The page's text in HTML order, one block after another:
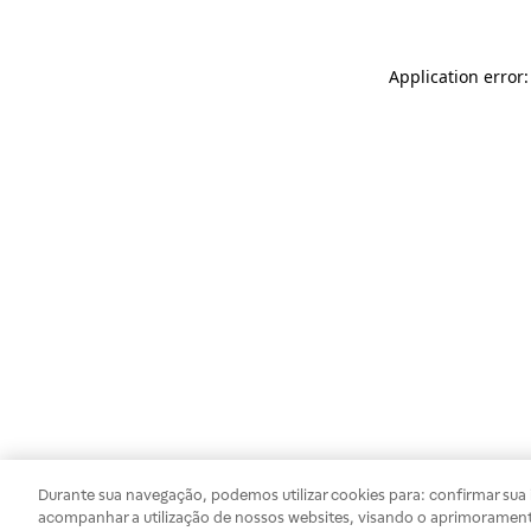
Application
Durante sua navegação, podemos utilizar cookies para: confirmar
acompanhar a utilização de nossos websites, visando o